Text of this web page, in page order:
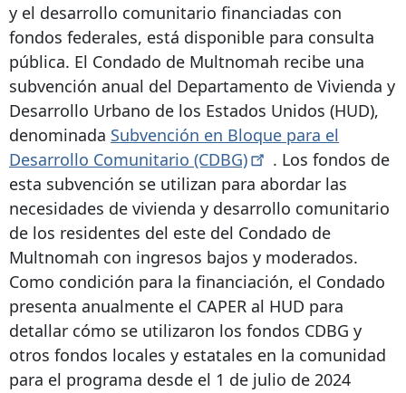
y el desarrollo comunitario financiadas con
fondos federales, está disponible para consulta
pública. El Condado de Multnomah recibe una
subvención anual del Departamento de Vivienda y
Desarrollo Urbano de los Estados Unidos (HUD),
denominada Subvención en Bloque para el
Desarrollo Comunitario (CDBG)
. Los fondos de
esta subvención se utilizan para abordar las
necesidades de vivienda y desarrollo comunitario
de los residentes del este del Condado de
Multnomah con ingresos bajos y moderados.
Como condición para la financiación, el Condado
presenta anualmente el CAPER al HUD para
detallar cómo se utilizaron los fondos CDBG y
otros fondos locales y estatales en la comunidad
para el programa desde el 1 de julio de 2024